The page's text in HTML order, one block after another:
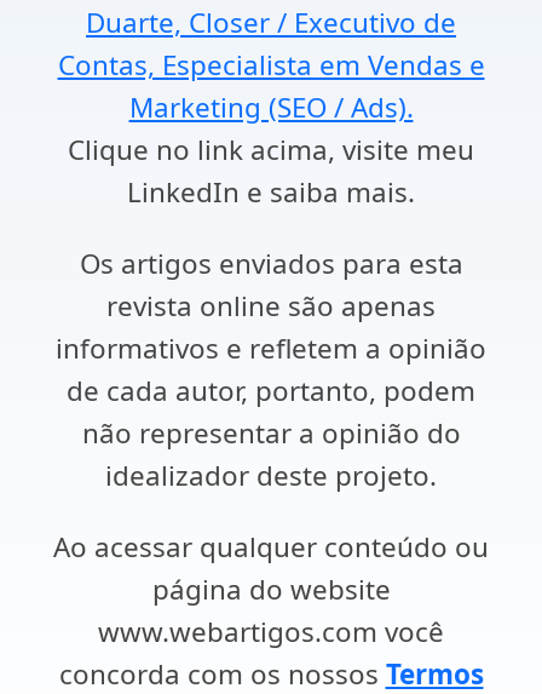
Duarte, Closer / Executivo de
Contas, Especialista em Vendas e
Marketing (SEO / Ads).
Clique no link acima, visite meu
LinkedIn e saiba mais.
Os artigos enviados para esta
revista online são apenas
informativos e refletem a opinião
de cada autor, portanto, podem
não representar a opinião do
idealizador deste projeto.
Ao acessar qualquer conteúdo ou
página do website
www.webartigos.com você
concorda com os nossos Termos